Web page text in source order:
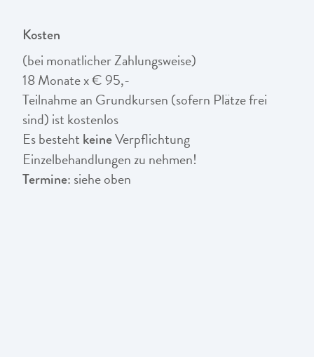
Kosten
(bei monatlicher Zahlungsweise)
18 Monate x € 95,-
Teilnahme an Grundkursen (sofern Plätze frei
sind) ist kostenlos
Es besteht keineVerpflichtung
Einzelbehandlungen zu nehmen!
Termine: siehe oben